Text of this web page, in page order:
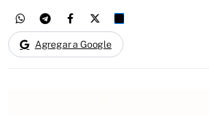
Agregar a Google